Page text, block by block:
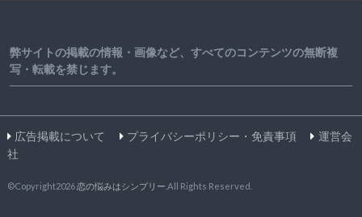
弊サイトの掲載の情報・画像など、すべてのコンテンツの無断複
写・転載を禁じます。
広告掲載について プライバシーポリシー・免責事項
運営会
社
©Copyright2026恋の悩みはシンプリー .All Rights Reserved.